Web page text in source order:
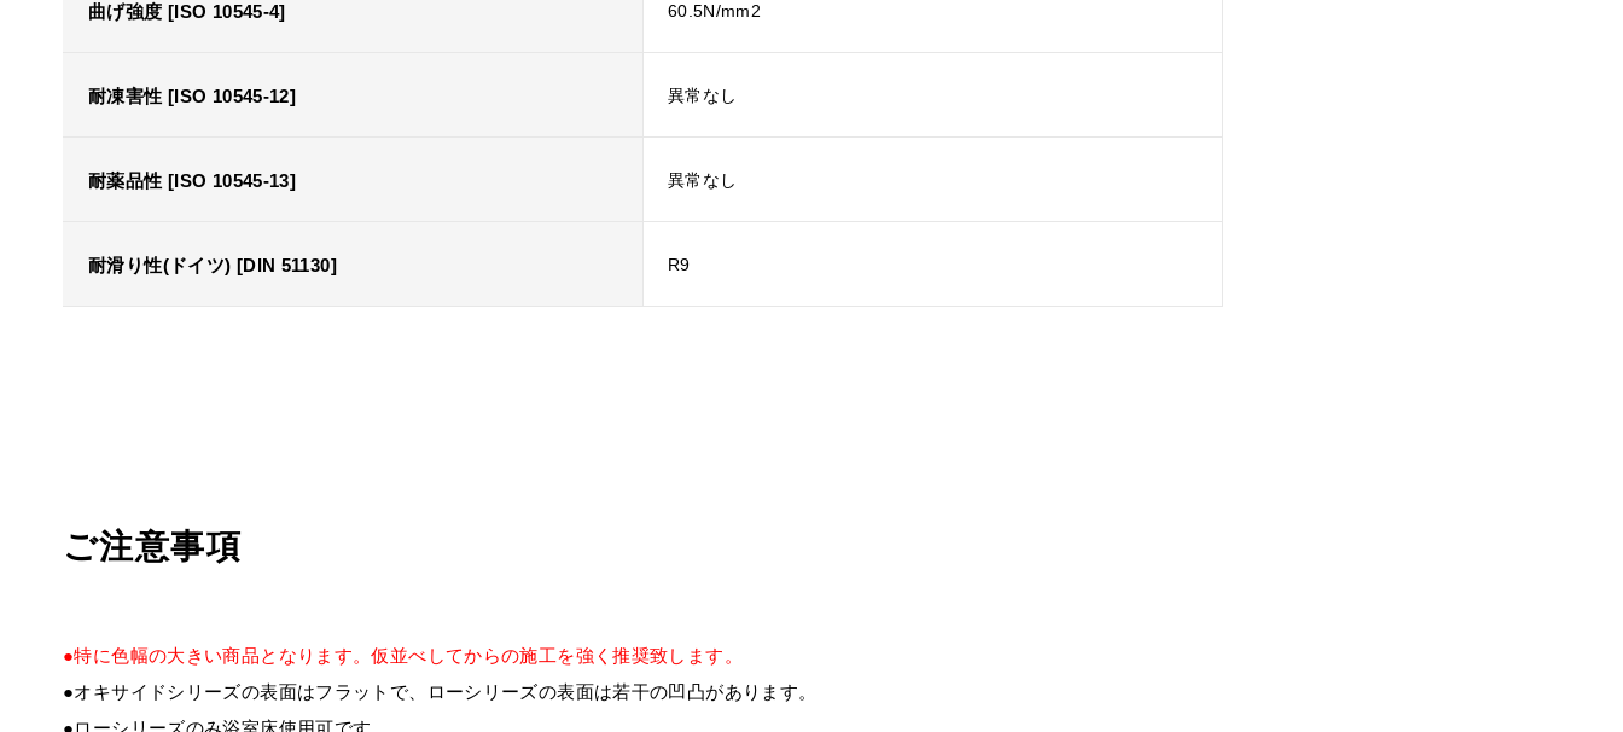
曲げ強度 [ISO 10545-4] 60.5N/mm2
耐凍害性 [ISO 10545-12] 異常なし
耐薬品性 [ISO 10545-13] 異常なし
耐滑り性(ドイツ) [DIN 51130] R9
ご注意事項
●特に色幅の大きい商品となります。仮並べしてからの施工を強く推奨致します。
●オキサイドシリーズの表面はフラットで、ローシリーズの表面は若干の凹凸があります。
●ローシリーズのみ浴室床使用可です。